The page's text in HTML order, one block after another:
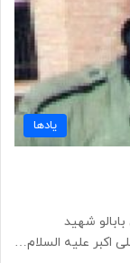
یادها
شهید
اکبر علیه السلام…